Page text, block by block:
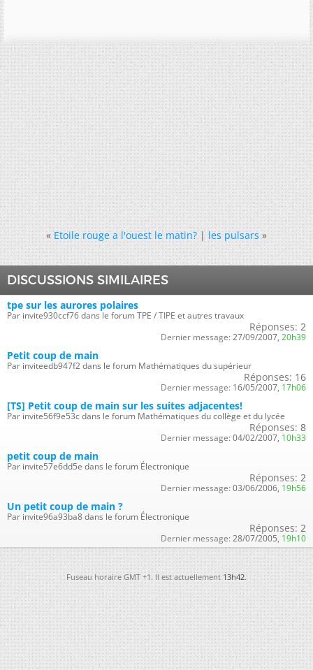
« Etoile rouge a l'ouest le matin?|les pulsars »
DISCUSSIONS SIMILAIRES
tpe sur les aurores polaires
Par invite930ccf76 dans le forum TPE / TIPE et autres travaux
Réponses: 2
Dernier message: 27/09/2007, 20h39
Petit coup de main
Par inviteedb947f2 dans le forum Mathématiques du supérieur
Réponses: 16
Dernier message: 16/05/2007, 17h06
[TS] Petit coup de main sur les suites adjacentes!
Par invite56f9e53c dans le forum Mathématiques du collège et du lycée
Réponses: 8
Dernier message: 04/02/2007, 10h33
petit coup de main
Par invite57e6dd5e dans le forum Électronique
Réponses: 2
Dernier message: 03/06/2006, 19h56
Un petit coup de main ?
Par invite96a93ba8 dans le forum Électronique
Réponses: 2
Dernier message: 28/07/2005, 19h10
Fuseau horaire GMT +1. Il est actuellement13h42.